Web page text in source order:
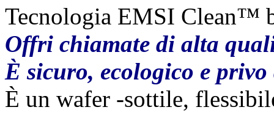
Tecnologia EMSI Clean™
Offri chiamate di alta
È sicuro, ecologico e
È un wafer -sottile,